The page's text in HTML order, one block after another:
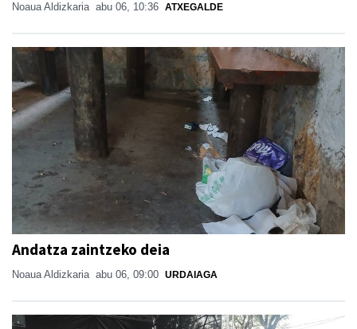
Noaua Aldizkaria abu 06, 10:36 ATXEGALDE
Andatza zaintzeko deia
Noaua Aldizkaria abu 06, 09:00 URDAIAGA